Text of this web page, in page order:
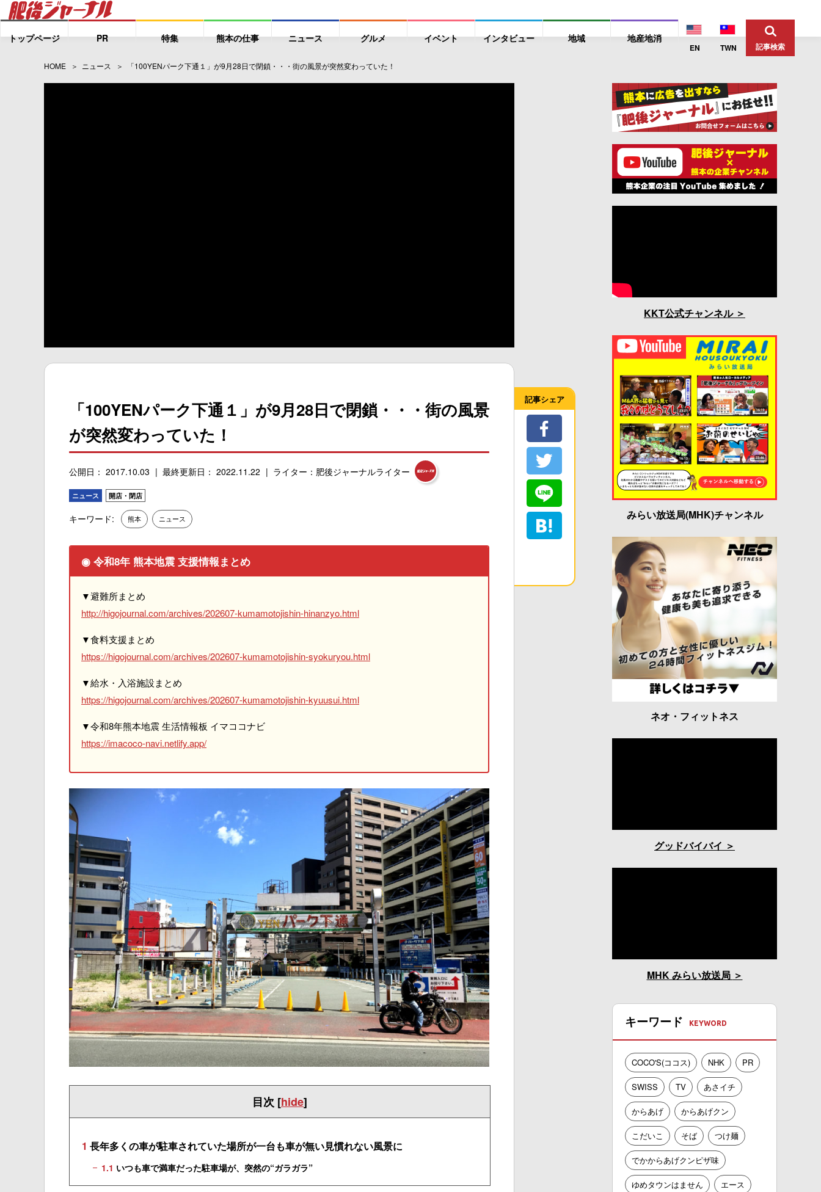
トップページ PR 特集 熊本の仕事 ニュース グルメ イベント インタビュー 地域 地産地消
EN TWN 記事検索
HOME ニュース 「100YENパーク下通１」が9月28日で閉鎖・・・街の風景が突然変わっていた！
「100YENパーク下通１」が9月28日で閉鎖・・・街の風景
が突然変わっていた！
公開日： 2017.10.03 最終更新日： 2022.11.22 ライター：肥後ジャーナルライター
ニュース 開店・閉店
キーワード: 熊本 ニュース
◉ 令和8年 熊本地震 支援情報まとめ
▼避難所まとめ
http://higojournal.com/archives/202607-kumamotojishin-hinanzyo.html
▼食料支援まとめ
https://higojournal.com/archives/202607-kumamotojishin-syokuryou.html
▼給水・入浴施設まとめ
https://higojournal.com/archives/202607-kumamotojishin-kyuusui.html
▼令和8年熊本地震 生活情報板 イマココナビ
https://imacoco-navi.netlify.app/
目次 [hide]
1 長年多くの車が駐車されていた場所が一台も車が無い見慣れない風景に
1.1 いつも車で満車だった駐車場が、突然の“ガラガラ”
記事シェア
KKT公式チャンネル
みらい放送局(MHK)チャンネル
ネオ・フィットネス
グッドバイバイ
MHK みらい放送局
キーワード
COCO'S(ココス) NHK PR
SWISS TV あさイチ
からあげ からあげクン
こだいこ そば つけ麺
でかからあげクンピザ味
ゆめタウンはません エース